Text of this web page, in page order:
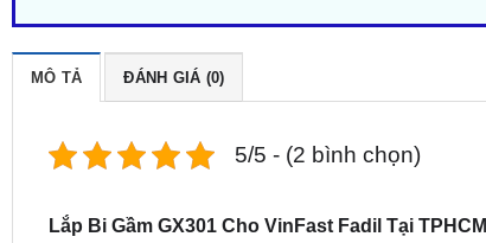
MÔ TẢ ĐÁNH GIÁ (0)
5/5 - (2 bình chọn)
Lắp Bi Gầm GX301 Cho VinFast Fadil Tại TPHCM